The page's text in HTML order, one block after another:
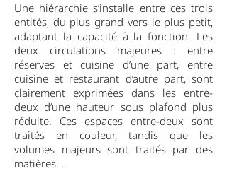
Une hiérarchie s’installe entre ces trois
entités, du plus grand vers le plus petit,
adaptant la capacité à la fonction. Les
deux circulations majeures : entre
réserves et cuisine d’une part, entre
cuisine et restaurant d’autre part, sont
clairement exprimées dans les entre-
deux d’une hauteur sous plafond plus
réduite. Ces espaces entre-deux sont
traités en couleur, tandis que les
volumes majeurs sont traités par des
matières…